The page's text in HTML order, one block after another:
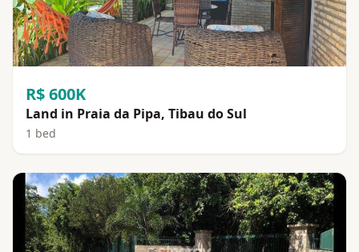
R$ 600K
Land in Praia da Pipa, Tibau do Sul
1 bed